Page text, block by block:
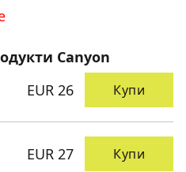
Canyon
EUR 26
Купи
EUR 27 Купи